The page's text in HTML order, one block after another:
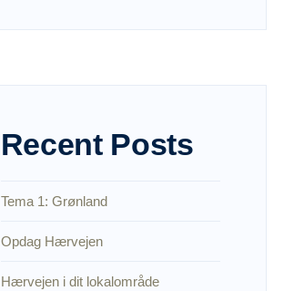
Recent Posts
Tema 1: Grønland
Opdag Hærvejen
Hærvejen i dit lokalområde